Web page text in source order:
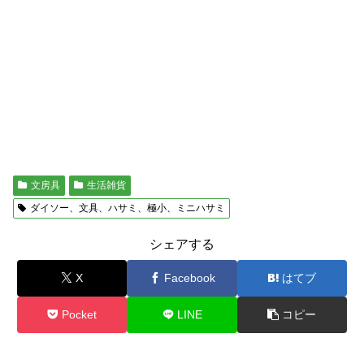
文房具
生活雑貨
ダイソー、文具、ハサミ、極小、ミニハサミ
シェアする
X Facebook はてブ
Pocket LINE コピー